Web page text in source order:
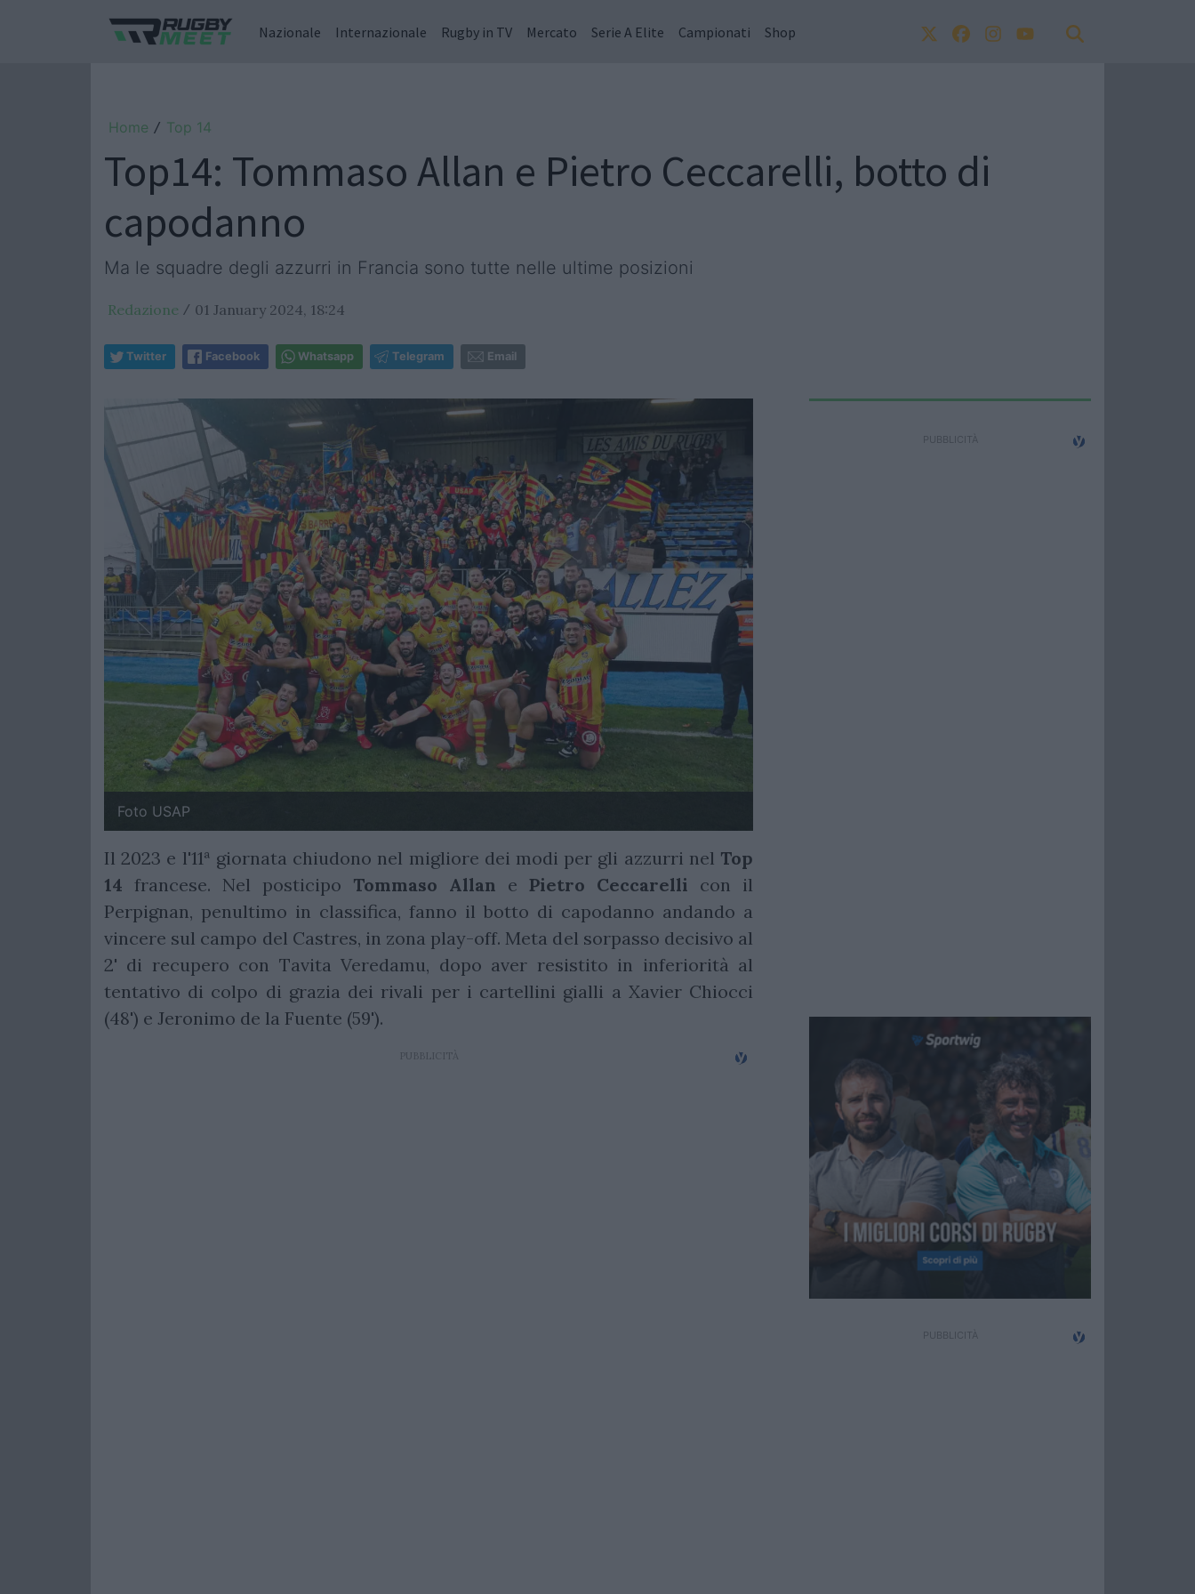
Nazionale Internazionale Rugby in TV Mercato Serie A Elite Campionati Shop
Home / Top 14
Top14: Tommaso Allan e Pietro Ceccarelli, botto di
capodanno
Ma le squadre degli azzurri in Francia sono tutte nelle ultime posizioni
Redazione / 01 January 2024, 18:24
Twitter Facebook Whatsapp Telegram Email
Foto USAP
Il 2023 e l'11ª giornata chiudono nel migliore dei modi per gli azzurri nel Top
14 francese. Nel posticipo Tommaso Allan e Pietro Ceccarelli con il
Perpignan, penultimo in classifica, fanno il botto di capodanno andando a
vincere sul campo del Castres, in zona play-off. Meta del sorpasso decisivo al
2' di recupero con Tavita Veredamu, dopo aver resistito in inferiorità al
tentativo di colpo di grazia dei rivali per i cartellini gialli a Xavier Chiocci
(48') e Jeronimo de la Fuente (59').